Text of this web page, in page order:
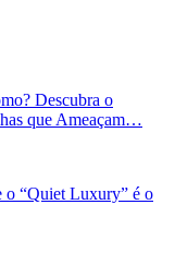
Descubra o
que Ameaçam…
“Quiet Luxury” é o